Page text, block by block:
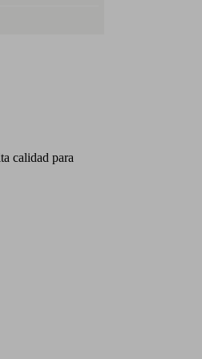
calidad para